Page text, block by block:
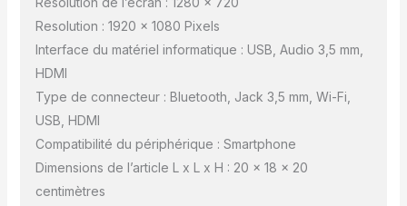
4k S29 s'intègre
parfaitement à votre
écosystème home
rapide vous permet une
connexion sans fil avec
iOS/Android/Tablettes,
offrant des images
Resolution : 1920 x 1080 Pixels
Interface du matériel informatique : USB, Audio 3,5 mm,
HDMI
Type de connecteur : Bluetooth, Jack 3,5 mm, Wi-Fi,
USB, HDMI
Compatibilité du périphérique : Smartphone
Dimensions de l’article L x L x H : 20 x 18 x 20
centimètres